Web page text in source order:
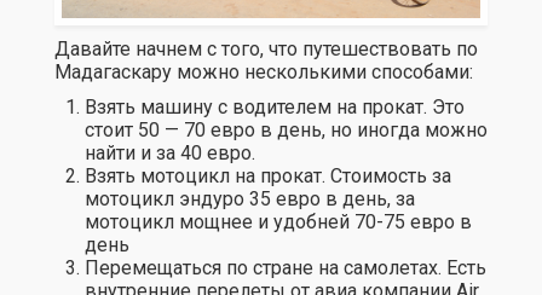
Давайте начнем с того, что путешествовать по
Мадагаскару можно несколькими способами:
Взять машину с водителем на прокат. Это
стоит 50 — 70 евро в день, но иногда можно
найти и за 40 евро.
Взять мотоцикл на прокат. Стоимость за
мотоцикл эндуро 35 евро в день, за
мотоцикл мощнее и удобней 70-75 евро в
день
Перемещаться по стране на самолетах. Есть